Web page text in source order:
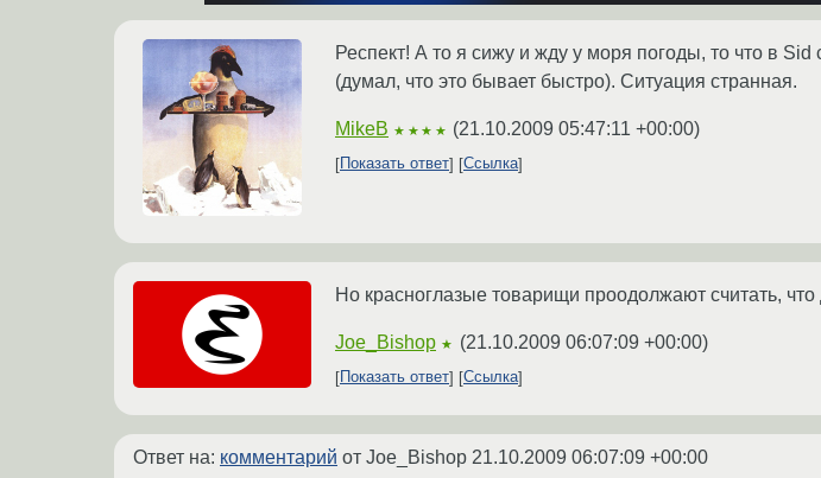
Респект! А то я сижу и жду у моря погоды, то что в
(думал, что это бывает быстро). Ситуация странная.
MikeB ★★★★ (21.10.2009 05:47:11 +00:00)
Показать ответ Ссылка
Но красноглазые товарищи проодолжают считать,
Joe_Bishop ★ (21.10.2009 06:07:09 +00:00)
Показать ответ Ссылка
Ответ на: комментарий от Joe_Bishop 21.10.2009 06:07:09 +00:00